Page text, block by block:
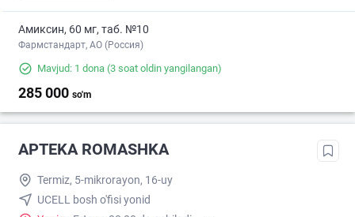
Амиксин, 60 мг, таб. №10
Фармстандарт, АО (Россия)
Mavjud: 1 dona (3 soat oldin yangilangan)
285 000 so'm
APTEKA ROMASHKA
Termiz, 5-mikrorayon, 16-uy
UCELL bosh o'fisi yonid